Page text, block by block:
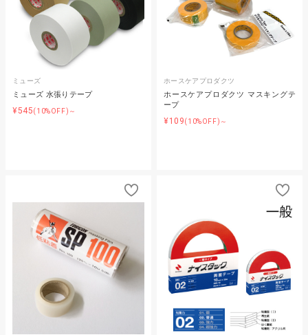
ミューズ
ミューズ 水張りテープ
¥545(10%OFF)～
ホースケアプロダクツ
ホースケアプロダクツ マスキングテ
ープ
¥109(10%OFF)～